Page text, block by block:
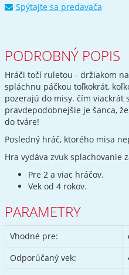
Spýtajte sa predavača
PODROBNÝ POPIS
Hráči točí ruletou - držiakom
spláchnu páčkou toľkokrát,
pozerajú do misy. čím viackrát
pravdepodobnejšie je šanca,
do tváre!
Posledný hráč, ktorého misa
Hra vydáva zvuk splachovanie
Pre 2 a viac hráčov.
Vek od 4 rokov.
PARAMETRY
Vhodné pre:
Odporúčaný vek: